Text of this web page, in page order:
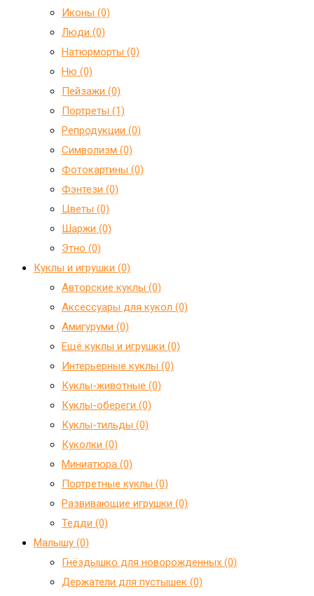
Иконы (0)
Люди (0)
Натюрморты (0)
Ню (0)
Пейзажи (0)
Портреты (1)
Репродукции (0)
Символизм (0)
Фотокартины (0)
Фэнтези (0)
Цветы (0)
Шаржи (0)
Этно (0)
Куклы и игрушки (0)
Авторские куклы (0)
Аксессуары для кукол (0)
Амигуруми (0)
Ещё куклы и игрушки (0)
Интерьерные куклы (0)
Куклы-животные (0)
Куклы-обереги (0)
Куклы-тильды (0)
Куколки (0)
Миниатюра (0)
Портретные куклы (0)
Развивающие игрушки (0)
Тедди (0)
Малышу (0)
Гнёздышко для новорожденных (0)
Держатели для пустышек (0)